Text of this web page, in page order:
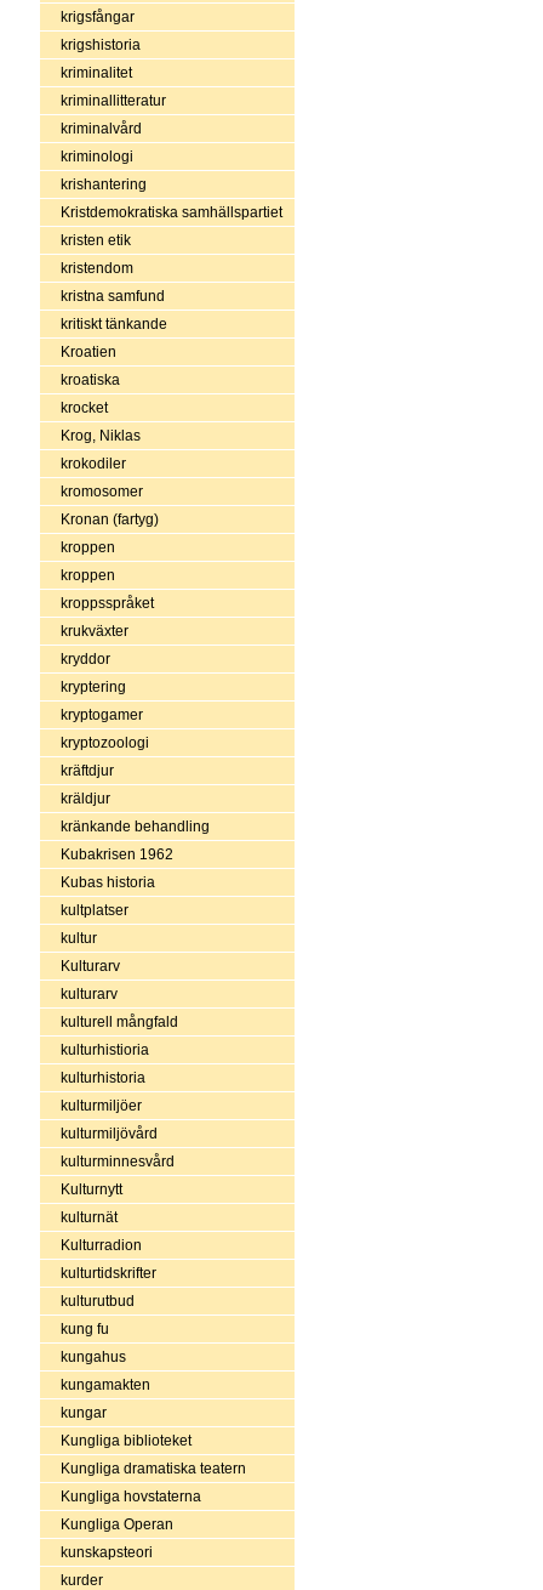
krigsfångar
krigshistoria
kriminalitet
kriminallitteratur
kriminalvård
kriminologi
krishantering
Kristdemokratiska samhällspartiet
kristen etik
kristendom
kristna samfund
kritiskt tänkande
Kroatien
kroatiska
krocket
Krog, Niklas
krokodiler
kromosomer
Kronan (fartyg)
kroppen
kroppen
kroppsspråket
krukväxter
kryddor
kryptering
kryptogamer
kryptozoologi
kräftdjur
kräldjur
kränkande behandling
Kubakrisen 1962
Kubas historia
kultplatser
kultur
Kulturarv
kulturarv
kulturell mångfald
kulturhistioria
kulturhistoria
kulturmiljöer
kulturmiljövård
kulturminnesvård
Kulturnytt
kulturnät
Kulturradion
kulturtidskrifter
kulturutbud
kung fu
kungahus
kungamakten
kungar
Kungliga biblioteket
Kungliga dramatiska teatern
Kungliga hovstaterna
Kungliga Operan
kunskapsteori
kurder